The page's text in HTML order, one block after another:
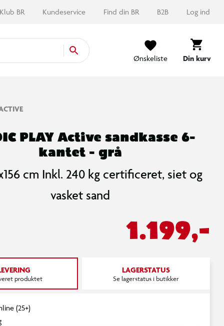
Klub BR Kundeservice Find din BR B2B Log ind
Ønskeliste Din kurv
PLAY Active sandkasse 6-
kantet - grå
cm Inkl. 240 kg certificeret, siet og
vasket sand
1.199,-
produktet
LAGERSTATUS
Se lagerstatus i butikker
(25+)